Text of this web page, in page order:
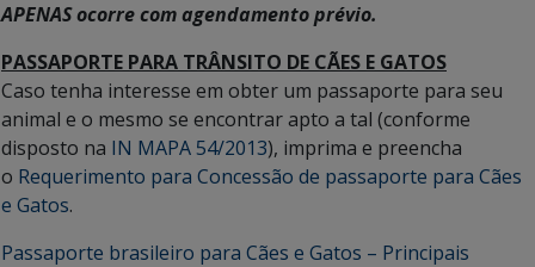
APENAS ocorre com agendamento prévio.
PASSAPORTE PARA TRÂNSITO DE CÃES E GATOS
Caso tenha interesse em obter um passaporte para seu
animal e o mesmo se encontrar apto a tal (conforme
disposto na IN MAPA 54/2013), imprima e preencha
o Requerimento para Concessão de passaporte para Cães
e Gatos.
Passaporte brasileiro para Cães e Gatos – Principais